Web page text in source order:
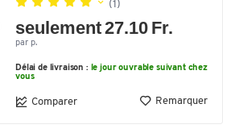
(1)
seulement 27.10 Fr.
par p.
Délai de livraison : le jour ouvrable suivant chez
vous
Comparer Remarquer